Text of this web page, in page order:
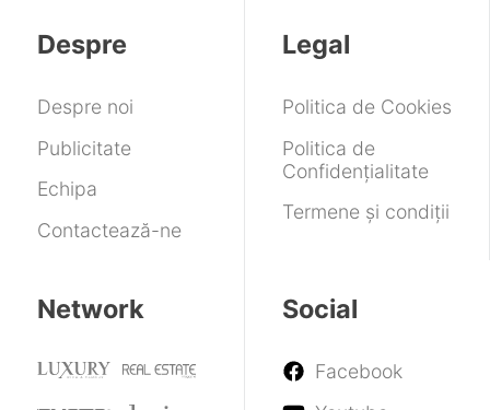
Despre
Despre noi
Publicitate
Echipa
Contactează-ne
Legal
Politica de Cookies
Politica de
Confidențialitate
Termene și condiții
Network Social
Facebook